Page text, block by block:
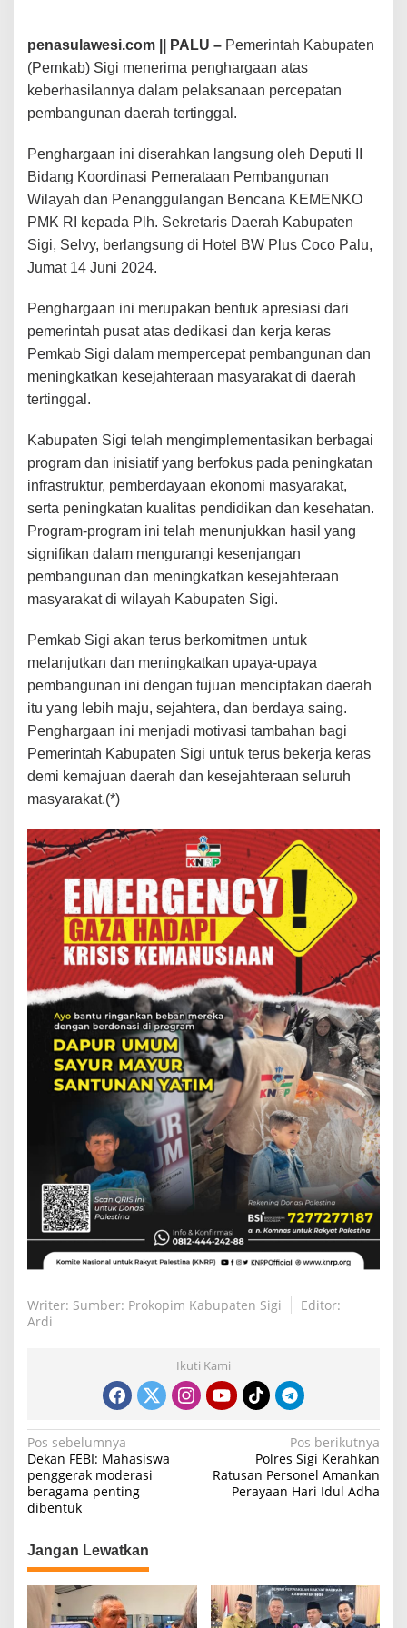
e
p
a
t
a
n
e
b
a
n
u
D
a
e
r
a
r
t
n
g
g
l
d
a
r
K
e
m
e
n
t
r
i
a
penasulawesi.com || PALU – Pemerintah Kabupaten
(Pemkab) Sigi menerima penghargaan atas
keberhasilannya dalam pelaksanaan percepatan
pembangunan daerah tertinggal.
Penghargaan ini diserahkan langsung oleh Deputi II
Bidang Koordinasi Pemerataan Pembangunan
Wilayah dan Penanggulangan Bencana KEMENKO
PMK RI kepada Plh. Sekretaris Daerah Kabupaten
Sigi, Selvy, berlangsung di Hotel BW Plus Coco Palu,
Jumat 14 Juni 2024.
Penghargaan ini merupakan bentuk apresiasi dari
pemerintah pusat atas dedikasi dan kerja keras
Pemkab Sigi dalam mempercepat pembangunan dan
meningkatkan kesejahteraan masyarakat di daerah
tertinggal.
Kabupaten Sigi telah mengimplementasikan berbagai
program dan inisiatif yang berfokus pada peningkatan
infrastruktur, pemberdayaan ekonomi masyarakat,
serta peningkatan kualitas pendidikan dan kesehatan.
Program-program ini telah menunjukkan hasil yang
signifikan dalam mengurangi kesenjangan
pembangunan dan meningkatkan kesejahteraan
masyarakat di wilayah Kabupaten Sigi.
Pemkab Sigi akan terus berkomitmen untuk
melanjutkan dan meningkatkan upaya-upaya
pembangunan ini dengan tujuan menciptakan daerah
itu yang lebih maju, sejahtera, dan berdaya saing.
Penghargaan ini menjadi motivasi tambahan bagi
Pemerintah Kabupaten Sigi untuk terus bekerja keras
demi kemajuan daerah dan kesejahteraan seluruh
masyarakat.(*)
Writer: Sumber: Prokopim Kabupaten Sigi
Editor:
Ardi
Ikuti Kami
N
a
v
g
a
s
Pos sebelumnya
Dekan FEBI: Mahasiswa
penggerak moderasi
beragama penting
dibentuk
Pos berikutnya
Polres Sigi Kerahkan
Ratusan Personel Amankan
Perayaan Hari Idul Adha
Jangan Lewatkan